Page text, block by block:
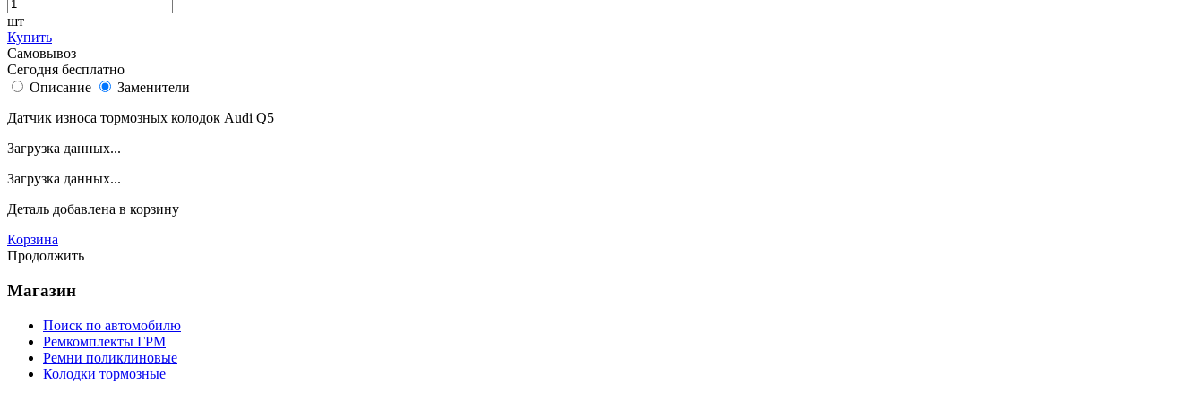
шт
Купить
Самовывоз
Сегодня бесплатно
Описание
Заменители
Датчик износа тормозных колодок Audi Q5
Загрузка данных...
Загрузка данных...
Деталь добавлена в корзину
Корзина
Продолжить
Магазин
Поиск по автомобилю
Ремкомплекты ГРМ
Ремни поликлиновые
Колодки тормозные